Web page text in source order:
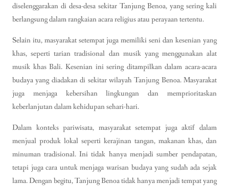
diselenggarakan di desa-desa sekitar Tanjung Benoa, yang sering kali
berlangsung dalam rangkaian acara religius atau perayaan tertentu.
Selain itu, masyarakat setempat juga memiliki seni dan kesenian yang
khas, seperti tarian tradisional dan musik yang menggunakan alat
musik khas Bali. Kesenian ini sering ditampilkan dalam acara-acara
budaya yang diadakan di sekitar wilayah Tanjung Benoa. Masyarakat
juga menjaga kebersihan lingkungan dan memprioritaskan
keberlanjutan dalam kehidupan sehari-hari.
Dalam konteks pariwisata, masyarakat setempat juga aktif dalam
menjual produk lokal seperti kerajinan tangan, makanan khas, dan
minuman tradisional. Ini tidak hanya menjadi sumber pendapatan,
tetapi juga cara untuk menjaga warisan budaya yang sudah ada sejak
lama. Dengan begitu, Tanjung Benoa tidak hanya menjadi tempat yang